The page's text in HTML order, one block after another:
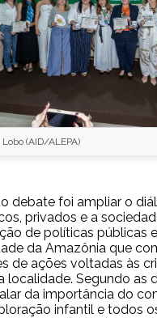
(AID/ALEPA)
debate foi ampliar o
privados e a
de políticas públicas
da Amazônia que
de ações voltadas às
localidade. Segundo as
da importância do
infantil e todos